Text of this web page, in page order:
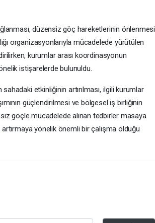
düzensiz göç hareketlerinin önlenmesi
organizasyonlarıyla mücadelede yürütülen
kurumlar arası koordinasyonun
istişarelerde bulunuldu.
sahadaki etkinliğinin artırılması, ilgili kurumlar
güçlendirilmesi ve bölgesel iş birliğinin
göçle mücadelede alınan tedbirler masaya
artırmaya yönelik önemli bir çalışma olduğu